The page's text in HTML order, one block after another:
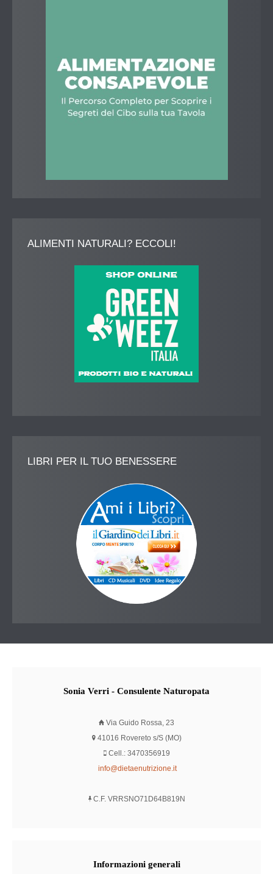
ALIMENTI NATURALI? ECCOLI!
LIBRI PER IL TUO BENESSERE
Sonia Verri - Consulente Naturopata
Via Guido Rossa, 23
41016 Rovereto s/S (MO)
Cell.: 3470356919
info@dietaenutrizione.it
C.F. VRRSNO71D64B819N
Informazioni generali